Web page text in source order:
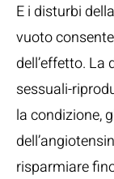
E i disturbi
vuoto
dell’effetto.
sessuali-
la condizione,
risparmiare